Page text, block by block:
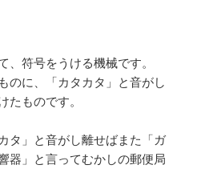
、符号をうける機械です。
のに、「カタカタ」と音がし
たものです。
タ」と音がし離せばまた「ガ
器」と言ってむかしの郵便局